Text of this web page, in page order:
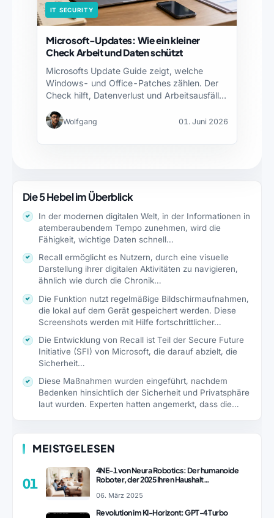
IT SECURITY
Microsoft-Updates: Wie ein kleiner
Check Arbeit und Daten schützt
Microsofts Update Guide zeigt, welche
Windows- und Office-Patches zählen. Der
Check hilft, Datenverlust und Arbeitsausfälle
Wolfgang 01. Juni 2026
Die 5 Hebel im Überblick
In der modernen digitalen Welt, in der Informationen in
atemberaubendem Tempo zunehmen, wird die
Fähigkeit, wichtige Daten schnell…
Recall ermöglicht es Nutzern, durch eine visuelle
Darstellung ihrer digitalen Aktivitäten zu navigieren,
ähnlich wie durch die Chronik…
Die Funktion nutzt regelmäßige Bildschirmaufnahmen,
die lokal auf dem Gerät gespeichert werden. Diese
Screenshots werden mit Hilfe fortschrittlicher…
Die Entwicklung von Recall ist Teil der Secure Future
Initiative (SFI) von Microsoft, die darauf abzielt, die
Sicherheit…
Diese Maßnahmen wurden eingeführt, nachdem
Bedenken hinsichtlich der Sicherheit und Privatsphäre
laut wurden. Experten hatten angemerkt, dass die…
MEISTGELESEN
01
4NE-1 von Neura Robotics: Der humanoide
Roboter, der 2025 Ihren Haushalt
06. März 2025
Revolution im KI-Horizont: GPT-4 Turbo